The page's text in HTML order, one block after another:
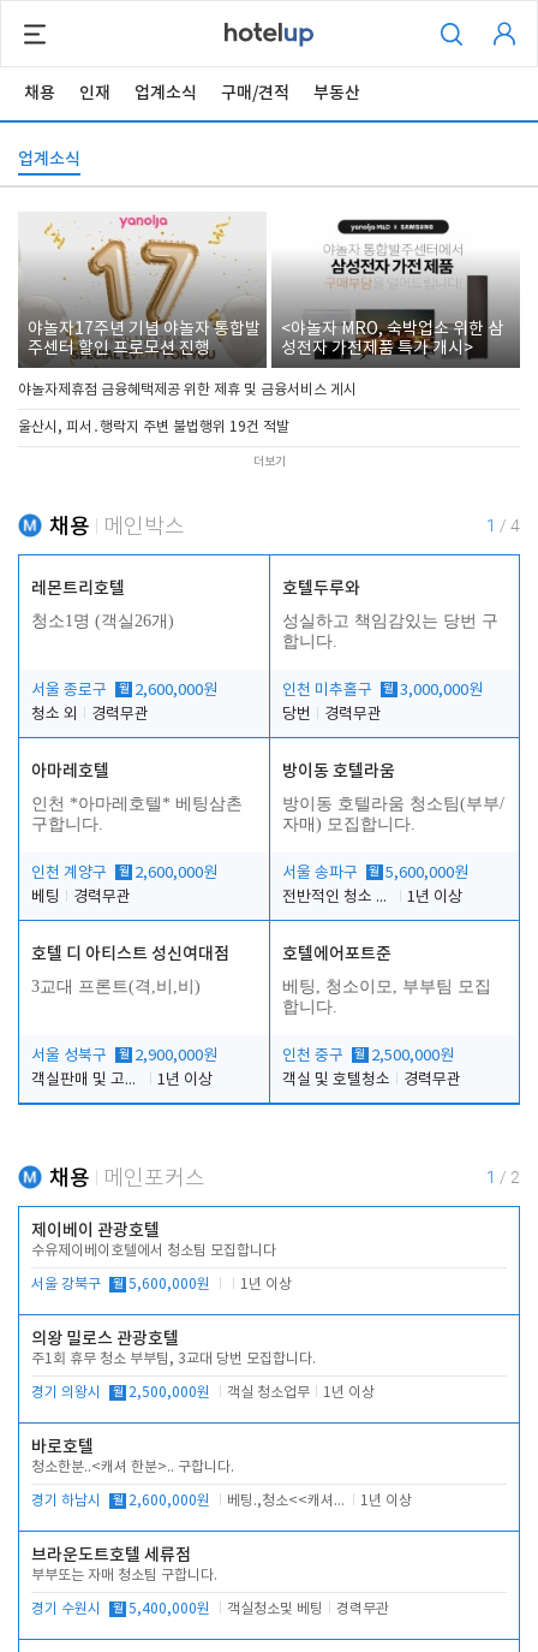
채용 인재 업계소식 구매/견적 부동산
업계소식
야놀자17주년 기념 야놀자 통합발
주센터 할인 프로모션 진행
<야놀자 MRO, 숙박업소 위한 삼
성전자 가전제품 특가 개시>
야놀자제휴점 금융혜택제공 위한 제휴 및 금융서비스 게시
울산시, 피서․행락지 주변 불법행위 19건 적발
더보기
채용 메인박스 1 / 4
레몬트리호텔
청소1명 (객실26개)
서울 종로구 월 2,600,000원
청소 외
경력무관
호텔두루와
성실하고 책임감있는 당번 구
합니다.
인천 미추홀구 월 3,000,000원
당번
경력무관
아마레호텔
인천 *아마레호텔* 베팅삼촌
구합니다.
인천 계양구 월 2,600,000원
베팅
경력무관
방이동 호텔라움
방이동 호텔라움 청소팀(부부/
자매) 모집합니다.
서울 송파구 월 5,600,000원
전반적인 청소 업무(객실청소.객실정리)
1년 이상
호텔 디 아티스트 성신여대점
3교대 프론트(격,비,비)
서울 성북구 월 2,900,000원
객실판매 및 고객응대
1년 이상
호텔에어포트준
베팅, 청소이모, 부부팀 모집
합니다.
인천 중구 월 2,500,000원
객실 및 호텔청소
경력무관
채용 메인포커스 1 / 2
제이베이 관광호텔
수유제이베이호텔에서 청소팀 모집합니다
서울 강북구 월 5,600,000원 1년 이상
의왕 밀로스 관광호텔
주1회 휴무 청소 부부팀, 3교대 당번 모집합니다.
경기 의왕시 월 2,500,000원 객실 청소업무 1년 이상
바로호텔
청소한분..<캐셔 한분>.. 구합니다.
경기 하남시 월 2,600,000원 베팅.,청소<<캐셔 모셔봅니다. 1년 이상
브라운도트호텔 세류점
부부또는 자매 청소팀 구합니다.
경기 수원시 월 5,400,000원 객실청소및 베팅 경력무관